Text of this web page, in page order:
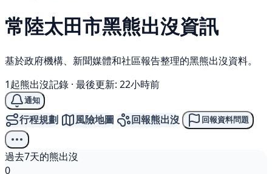
常陸太田市黑熊出沒資訊
基於政府機構、新聞媒體和社區報告整理的黑熊出沒資料。
1起熊出沒記錄 · 最後更新: 22小時前
通知
行程規劃 風險地圖 回報熊出沒 回報資料問題
過去7天的熊出沒
0